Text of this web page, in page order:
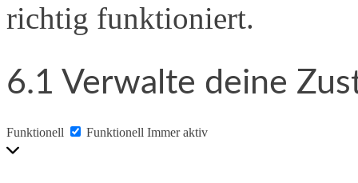
richtig funktioniert.
6.1 Verwalte deine
Funktionell Funktionell Immer aktiv